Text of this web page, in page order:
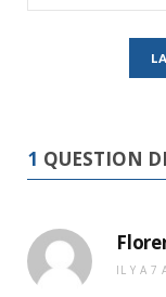
1 QUESTION
IL Y A 7